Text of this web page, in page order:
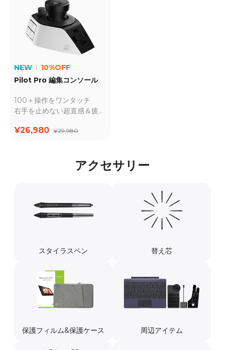
NEW
10%OFF
Pilot Pro 編集コンソール
100＋操作をワンタッチ
右手を止めない超直感＆疲れ
¥26,980 ¥29,980
アクセサリー
スタイラスペン 替え芯
保護フィルム&保護ケース 周辺アイテム